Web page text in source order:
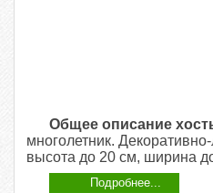
Общее описание
многолетник.
высота до 20 см, ширина
Подробнее...